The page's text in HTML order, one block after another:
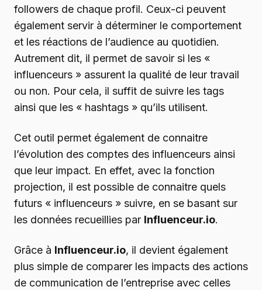
followers de chaque profil. Ceux-ci peuvent
également servir à déterminer le comportement
et les réactions de l’audience au quotidien.
Autrement dit, il permet de savoir si les «
influenceurs » assurent la qualité de leur travail
ou non. Pour cela, il suffit de suivre les tags
ainsi que les « hashtags » qu’ils utilisent.
Cet outil permet également de connaitre
l’évolution des comptes des influenceurs ainsi
que leur impact. En effet, avec la fonction
projection, il est possible de connaitre quels
futurs « influenceurs » suivre, en se basant sur
les données recueillies par Influenceur.io.
Grâce à Influenceur.io, il devient également
plus simple de comparer les impacts des actions
de communication de l’entreprise avec celles